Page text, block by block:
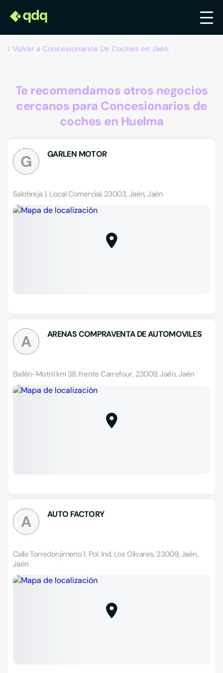
Volver a Concesionarios De Coches en Jaén
Te recomendamos otros negocios
cercanos para Concesionarios de
coches en Huelma
G GARLEN MOTOR
Salobreja 1, Local Comercial, 23003, Jaén, Jaén
A ARENAS COMPRAVENTA DE AUTOMOVILES
Bailén-Motril km 38, frente Carrefour, 23009, Jaén, Jaén
A AUTO FACTORY
Calle Torredonjimeno 1, Pol. Ind. Los Olivares, 23009, Jaén,
Jaén